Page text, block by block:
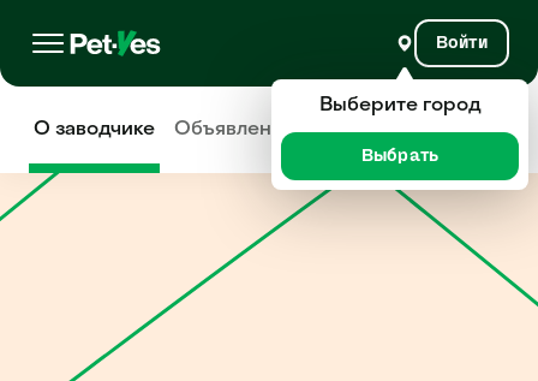
Войти
О заводчике Объявления Отзывы
Выберите город
Выбрать